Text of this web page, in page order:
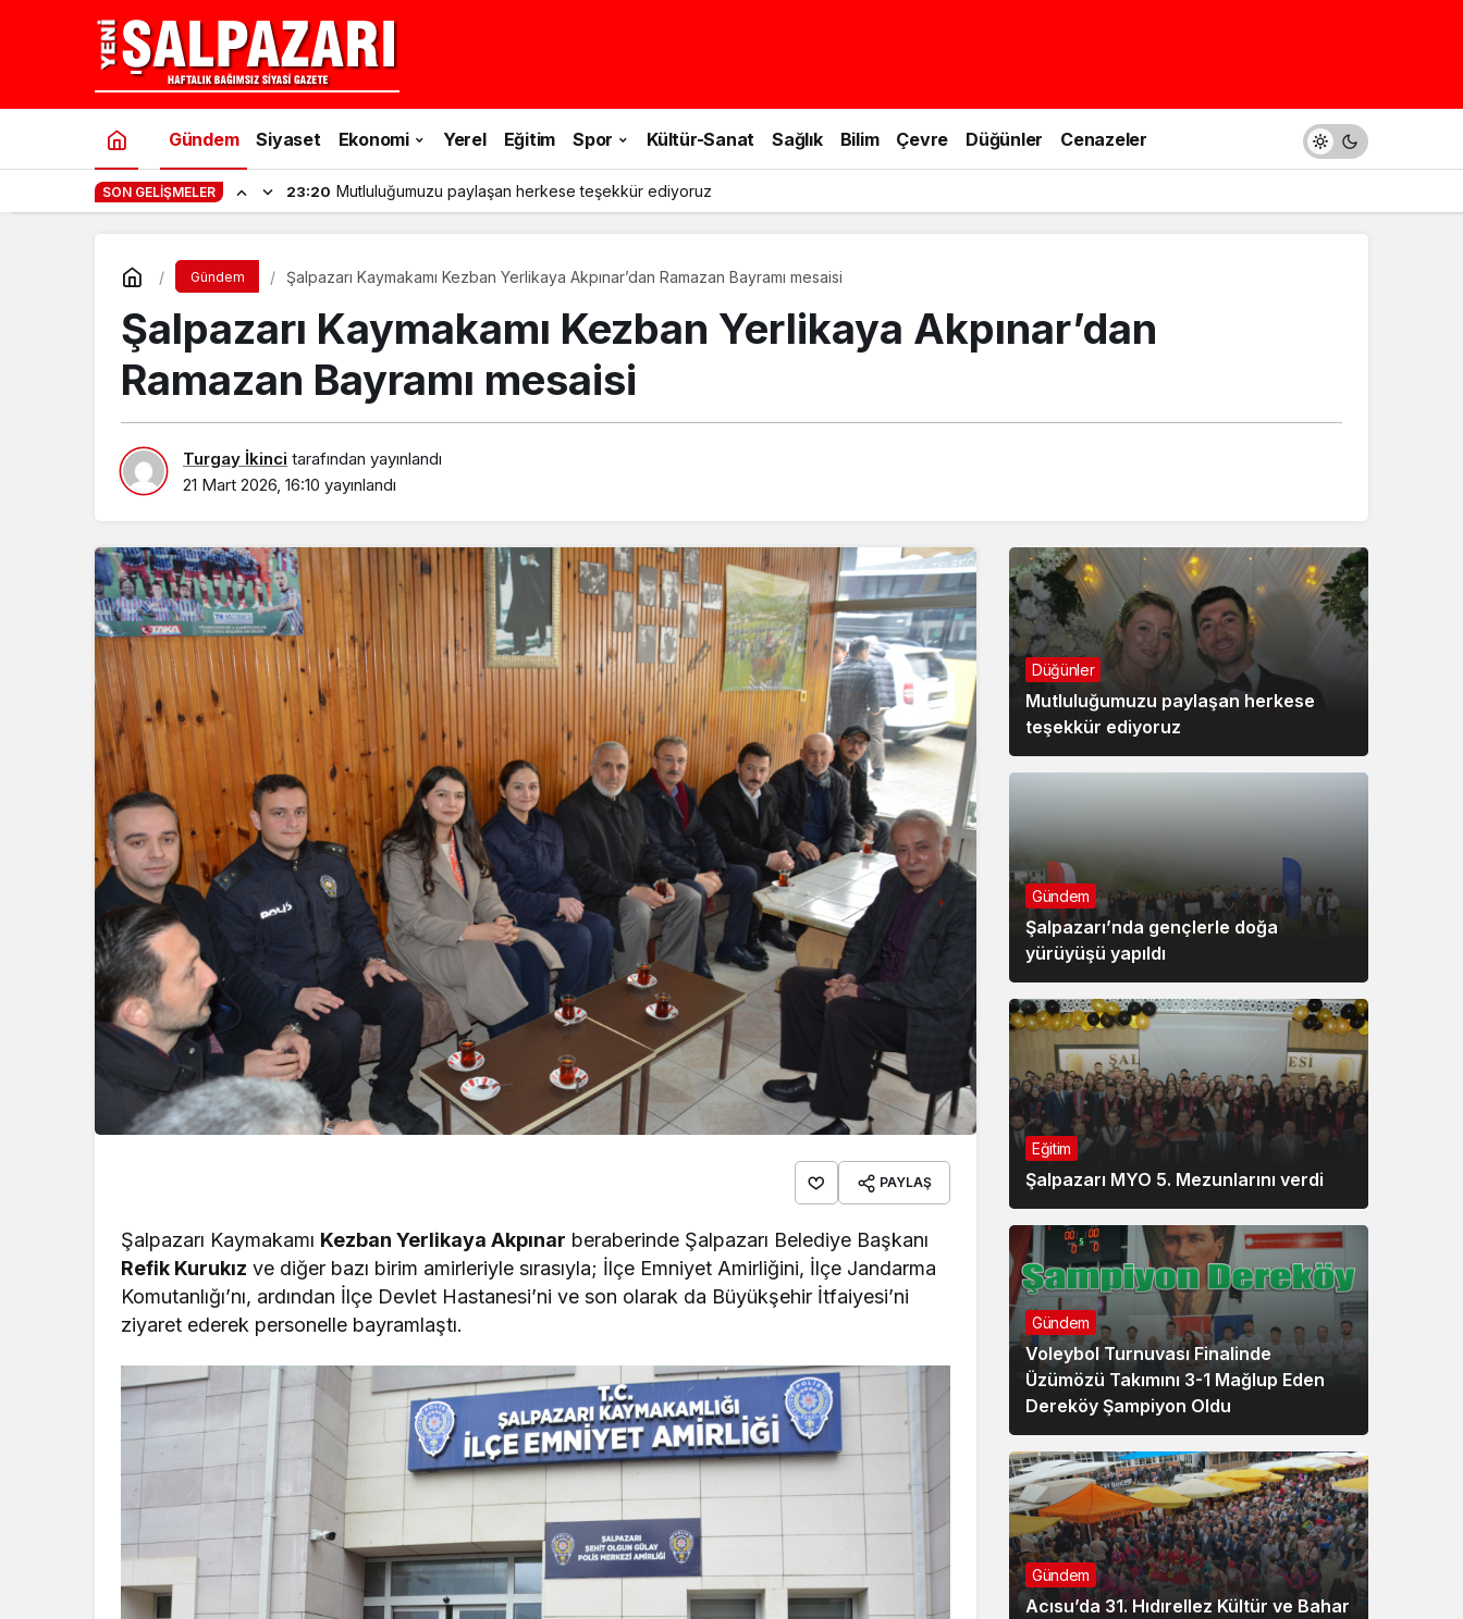
Gündem Siyaset Ekonomi Yerel Eğitim Spor Kültür-Sanat Sağlık Bilim Çevre Düğünler Cenazeler
SON GELIŞMELER 11:53 Şalpazarı’nda gençlerle doğa yürüyüşü yapıldı
Gündem Şalpazarı Kaymakamı Kezban Yerlikaya Akpınar’dan Ramazan Bayramı mesaisi
Şalpazarı Kaymakamı Kezban Yerlikaya Akpınar’dan
Ramazan Bayramı mesaisi
Turgay İkinci tarafından yayınlandı
21 Mart 2026, 16:10 yayınlandı
PAYLAŞ
Şalpazarı Kaymakamı Kezban Yerlikaya Akpınar beraberinde Şalpazarı Belediye Başkanı
Refik Kurukız ve diğer bazı birim amirleriyle sırasıyla; İlçe Emniyet Amirliğini, İlçe Jandarma
Komutanlığı’nı, ardından İlçe Devlet Hastanesi’ni ve son olarak da Büyükşehir İtfaiyesi’ni
ziyaret ederek personelle bayramlaştı.
Düğünler
Mutluluğumuzu paylaşan herkese
teşekkür ediyoruz
Gündem
Şalpazarı’nda gençlerle doğa
yürüyüşü yapıldı
Eğitim
Şalpazarı MYO 5. Mezunlarını verdi
Gündem
Voleybol Turnuvası Finalinde
Üzümözü Takımını 3-1 Mağlup Eden
Dereköy Şampiyon Oldu
Gündem
Acısu’da 31. Hıdırellez Kültür ve Bahar